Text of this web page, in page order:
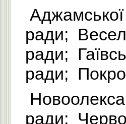
Аджамської
ради;
ради;
ради;
ради;